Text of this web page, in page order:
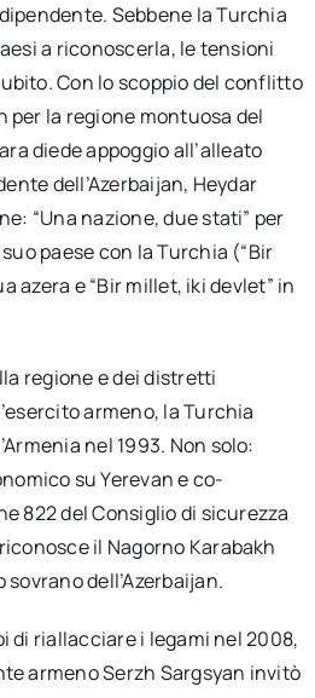
Sebbene la Turchia
a riconoscerla, le tensioni
Con lo scoppio del conflitto
per la regione montuosa del
diede appoggio all’alleato
dell’Azerbaijan, Heydar
“Una nazione, due stati” per
paese con la Turchia (“Bir
azera e “Bir millet, iki devlet” in
regione e dei distretti
armeno, la Turchia
nel 1993. Non solo:
su Yerevan e co-
822 del Consiglio di sicurezza
il Nagorno Karabakh
dell’Azerbaijan.
di riallacciare i legami nel 2008,
armeno Serzh Sargsyan invitò